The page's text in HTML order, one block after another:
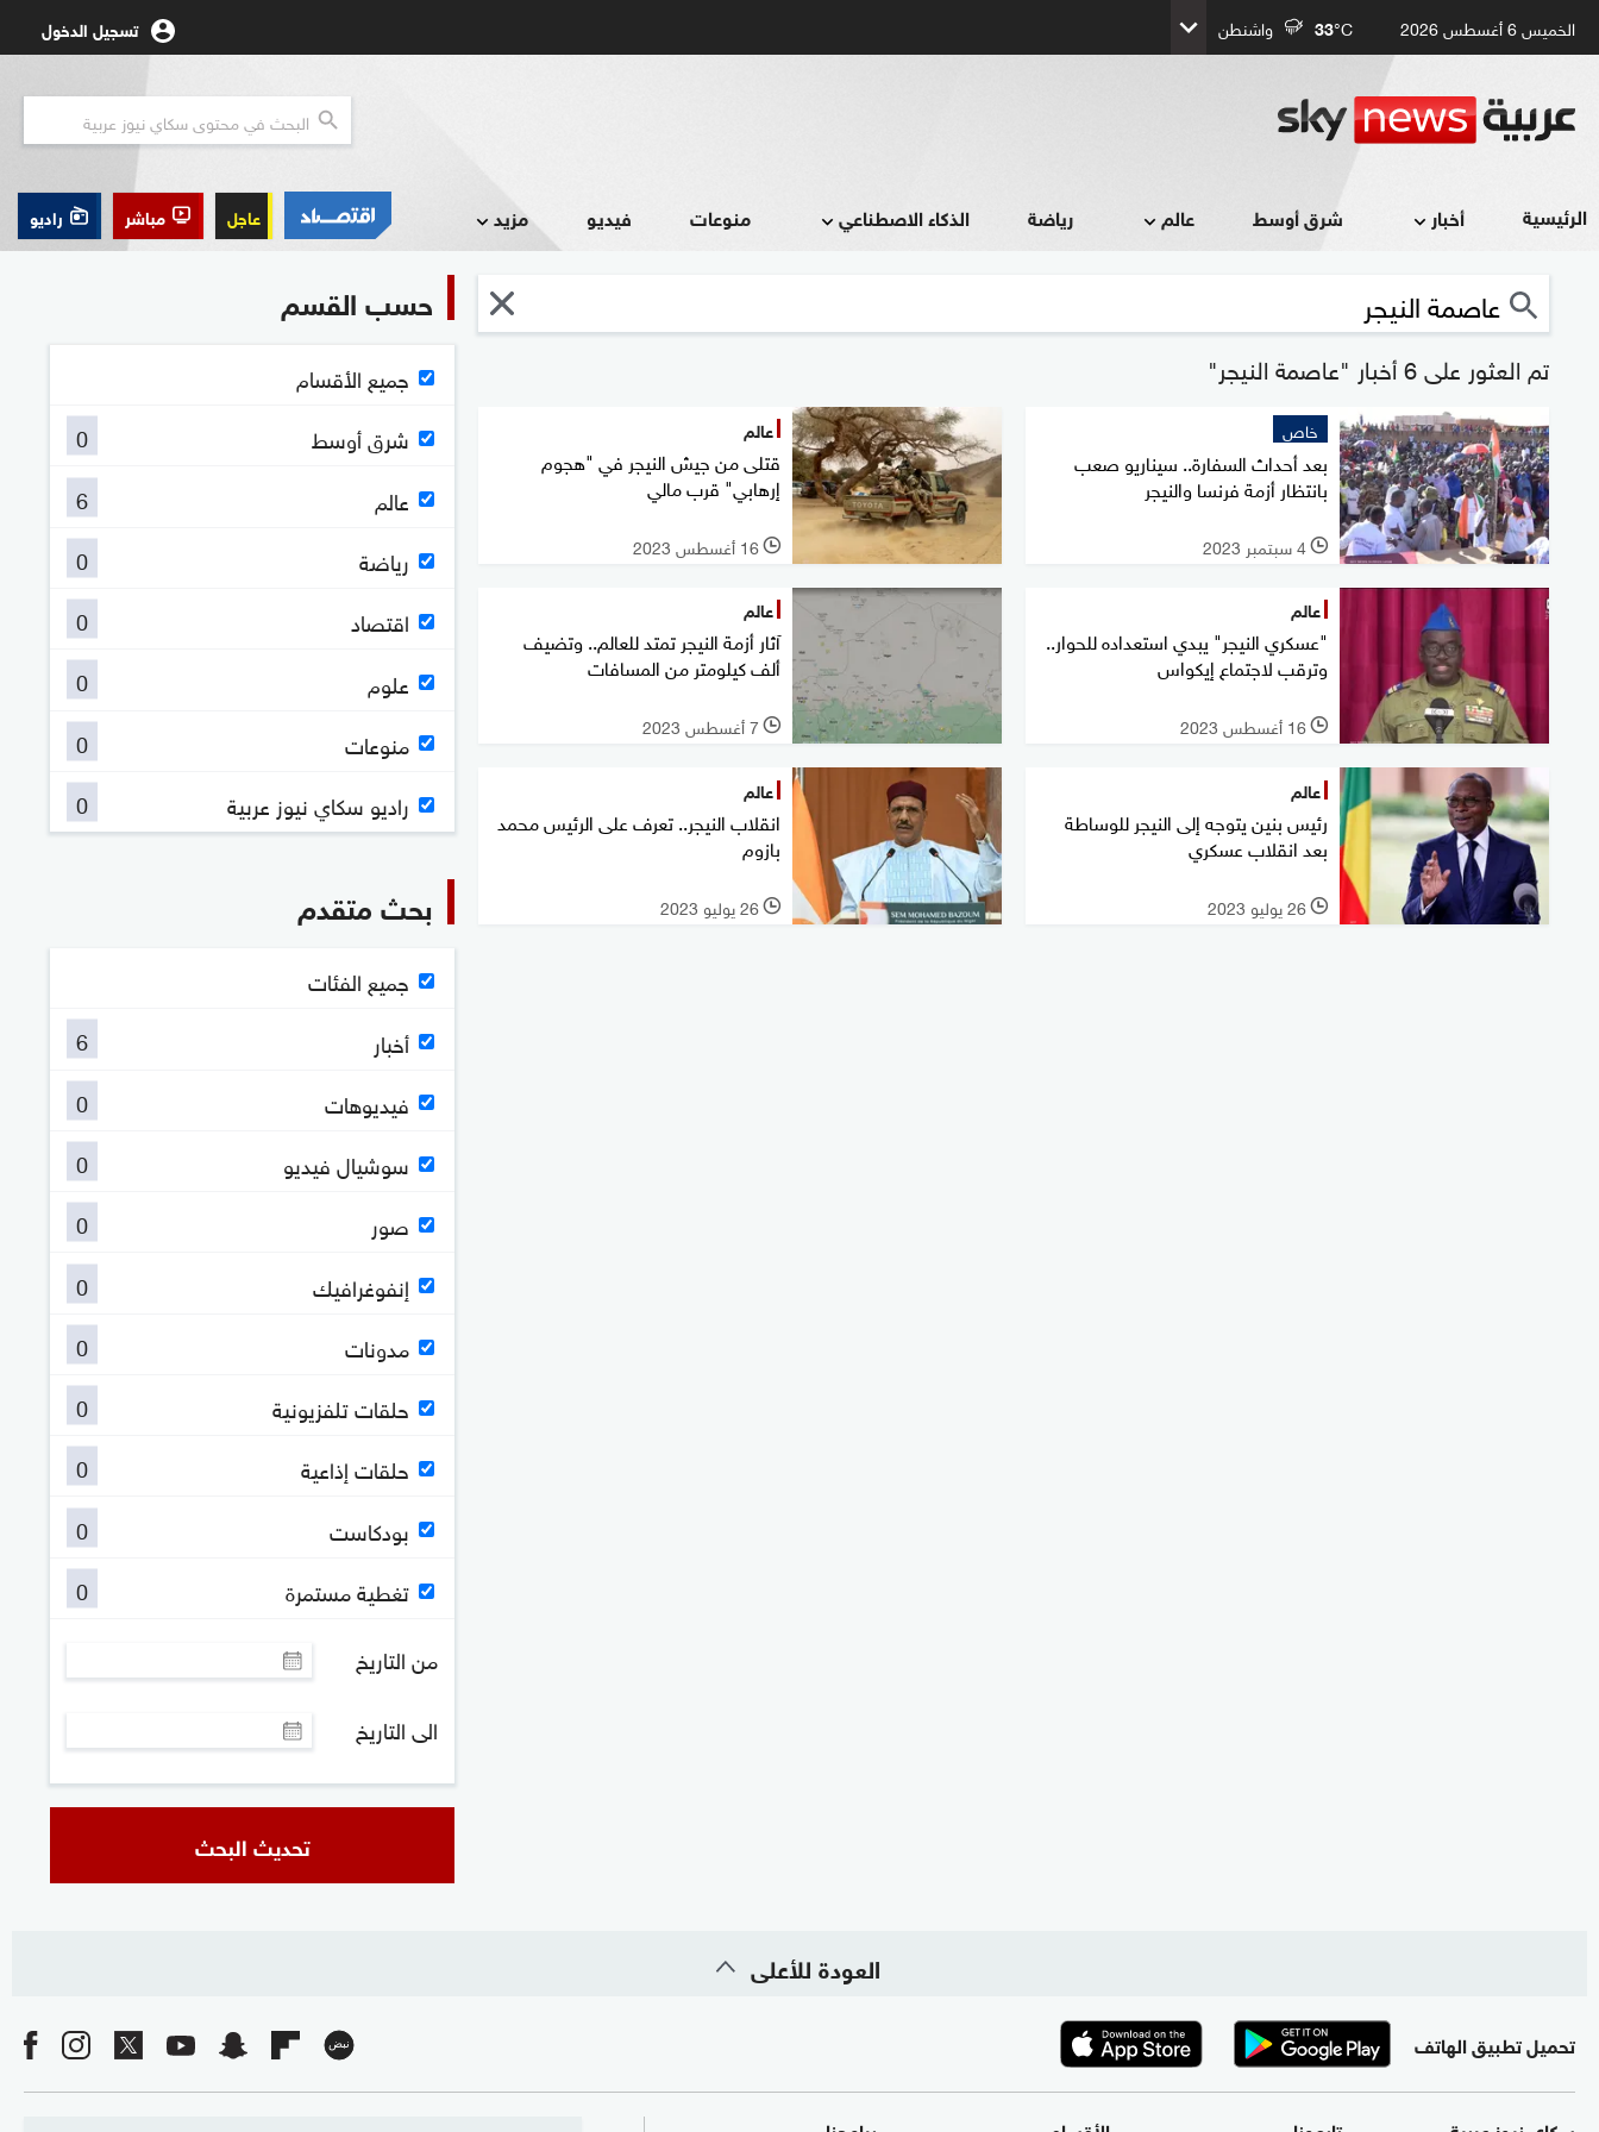
الخميس 6 أغسطس 2026 33°C واشنطن تسجيل الدخول
الرئيسية أخبار شرق أوسط عالم رياضة الذكاء الاصطناعي منوعات فيديو مزيد عاجل مباشر راديو
تم العثور على 6 أخبار "عاصمة النيجر"
خاص
بعد أحداث السفارة.. سيناريو صعب
بانتظار أزمة فرنسا والنيجر
l 4 سبتمبر 2023
عالم
قتلى من جيش النيجر في "هجوم
إرهابي" قرب مالي
l 16 أغسطس 2023
عالم
"عسكري النيجر" يبدي استعداده للحوار..
وترقب لاجتماع إيكواس
l 16 أغسطس 2023
عالم
آثار أزمة النيجر تمتد للعالم.. وتضيف
ألف كيلومتر من المسافات
l 7 أغسطس 2023
عالم
رئيس بنين يتوجه إلى النيجر للوساطة
بعد انقلاب عسكري
l 26 يوليو 2023
عالم
انقلاب النيجر.. تعرف على الرئيس محمد
بازوم
l 26 يوليو 2023
حسب القسم
جميع الأقسام
شرق أوسط
0
عالم
6
رياضة
0
اقتصاد
0
علوم
0
منوعات
0
راديو سكاي نيوز عربية
0
بحث متقدم
جميع الفئات
أخبار
6
فيديوهات
0
سوشيال فيديو
0
صور
0
إنفوغرافيك
0
مدونات
0
حلقات تلفزيونية
0
حلقات إذاعية
0
بودكاست
0
تغطية مستمرة
0
من التاريخ
الى التاريخ
تحديث البحث
العودة للأعلى
تحميل تطبيق الهاتف